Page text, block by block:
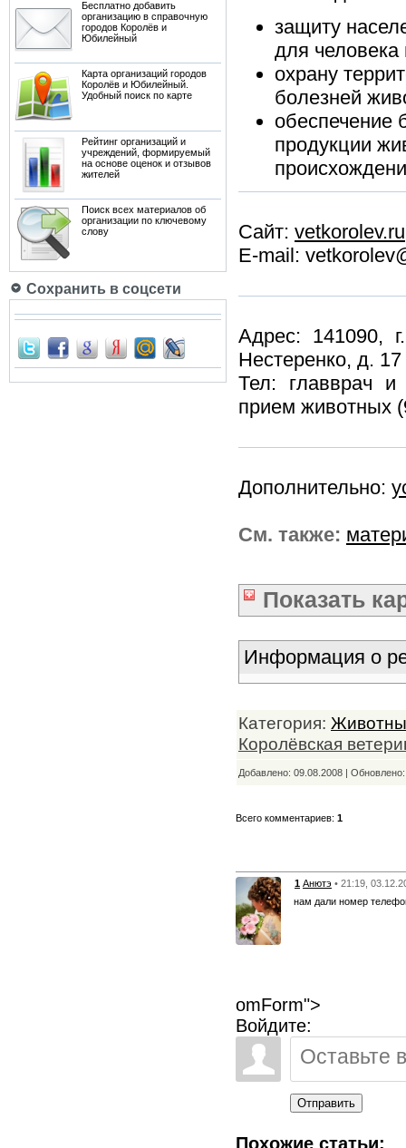
Бесплатно добавить
организацию в справочную
городов Королёв и
Юбилейный
Карта организаций городов
Королёв и Юбилейный.
Удобный поиск по карте
Рейтинг организаций и
учреждений, формируемый
на основе оценок и отзывов
жителей
Поиск всех материалов об
организации по ключевому
слову
Сохранить в соцсети
защиту
для
охрану
болезней
обеспечение
продукции
Сайт: vetkorolev.ru
E-mail:
Адрес: 141090,
Нестеренко, д. 17
Тел: главврач и
прием животных
Дополнительно:
См. также:
Показать
Информация о
Категория:
Королёвская
Добавлено: 09.08.2008 |
Всего комментариев: 1
1 Анютэ • 21:19,
нам дали номер
omForm">
Войдите:
Отправить
Похожие статьи: